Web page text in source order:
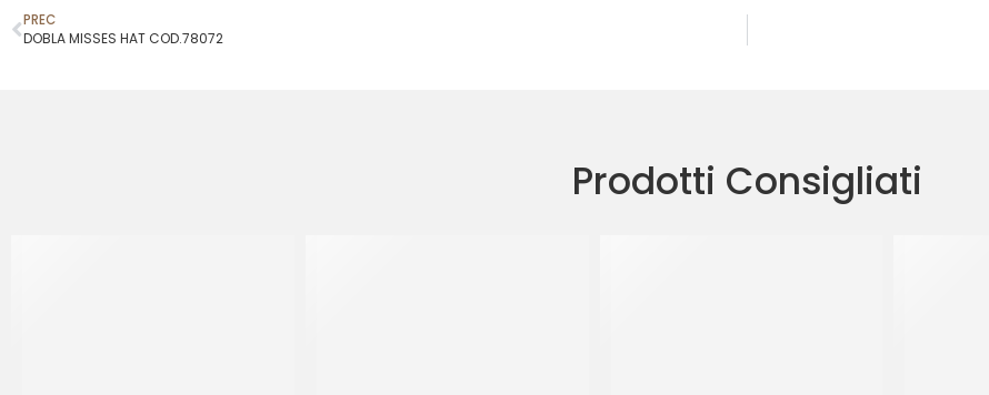
PREC
DOBLA MISSES HAT COD.78072
Prodotti Consigliati